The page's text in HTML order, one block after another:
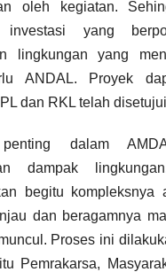
oleh kegiatan.
investasi yang
lingkungan yang
ANDAL. Proyek
dan RKL telah
dalam
dampak
begitu kompleksnya
dan beragamnya
Proses ini
Pemrakarsa,